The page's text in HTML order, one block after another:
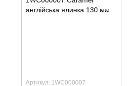
Артикул: 1WC000007